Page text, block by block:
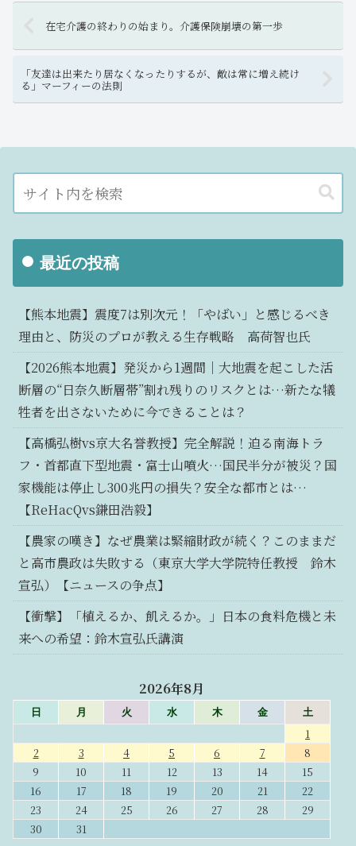
在宅介護の終わりの始まり。介護保険崩壊の第一歩
「友達は出来たり居なくなったりするが、敵は常に増え続け
る」マーフィーの法則
最近の投稿
【熊本地震】震度7は別次元！「やばい」と感じるべき
理由と、防災のプロが教える生存戦略 高荷智也氏
【2026熊本地震】発災から1週間｜大地震を起こした活
断層の“日奈久断層帯”割れ残りのリスクとは…新たな犠
牲者を出さないために今できることは？
【高橋弘樹vs京大名誉教授】完全解説！迫る南海トラ
フ・首都直下型地震・富士山噴火…国民半分が被災？国
家機能は停止し300兆円の損失？安全な都市とは…
【ReHacQvs鎌田浩毅】
【農家の嘆き】なぜ農業は緊縮財政が続く？このままだ
と高市農政は失敗する（東京大学大学院特任教授 鈴木
宣弘）【ニュースの争点】
【衝撃】「植えるか、飢えるか。」日本の食料危機と未
来への希望：鈴木宣弘氏講演
2026年8月
日 月 火 水 木 金 土
1
2
3 4 5 6 7
8
9
10 11 12 13 14
15
16
17 18 19 20 21
22
23
24 25 26 27 28
29
30
31